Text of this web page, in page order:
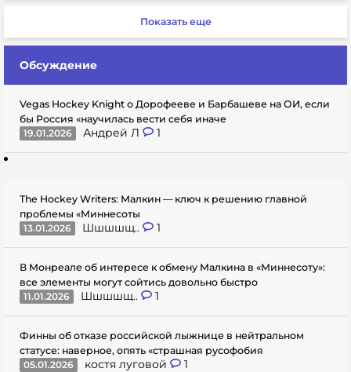
Показать еще
Обсуждение
Vegas Hockey Knight о Дорофееве и Барбашеве на ОИ, если
бы Россия «научилась вести себя иначе
19.01.2026
Андрей Л 1
The Hockey Writers: Малкин — ключ к решению главной
проблемы «Миннесоты
13.01.2026
Шшшшщ.. 1
В Монреале об интересе к обмену Малкина в «Миннесоту»:
все элементы могут сойтись довольно быстро
11.01.2026
Шшшшщ.. 1
Финны об отказе российской лыжнице в нейтральном
статусе: наверное, опять «страшная русофобия
05.01.2026
костя луговой 1